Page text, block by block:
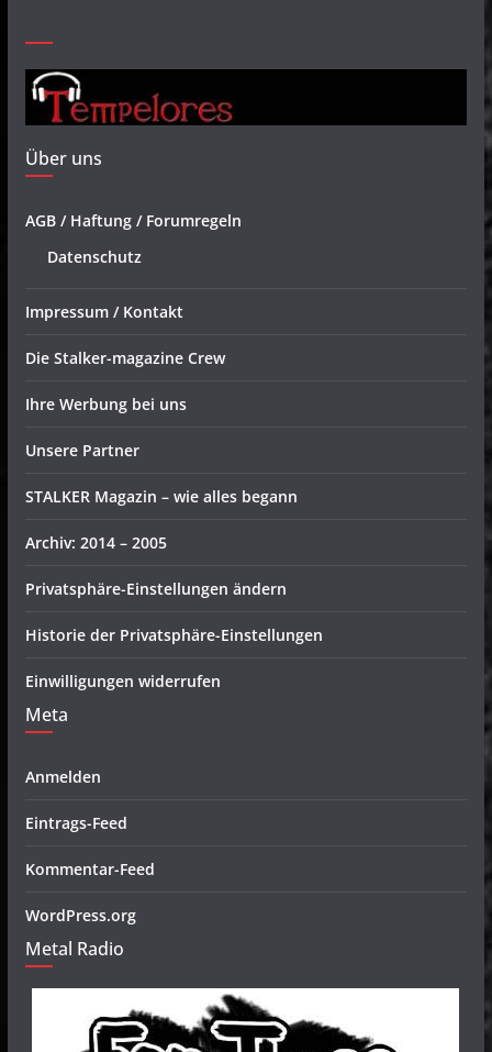
Über uns
AGB / Haftung / Forumregeln
Datenschutz
Impressum / Kontakt
Die Stalker-magazine Crew
Ihre Werbung bei uns
Unsere Partner
STALKER Magazin – wie alles begann
Archiv: 2014 – 2005
Privatsphäre-Einstellungen ändern
Historie der Privatsphäre-Einstellungen
Einwilligungen widerrufen
Meta
Anmelden
Eintrags-Feed
Kommentar-Feed
WordPress.org
Metal Radio